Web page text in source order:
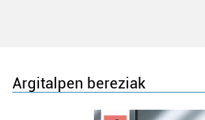
Argitalpen bereziak